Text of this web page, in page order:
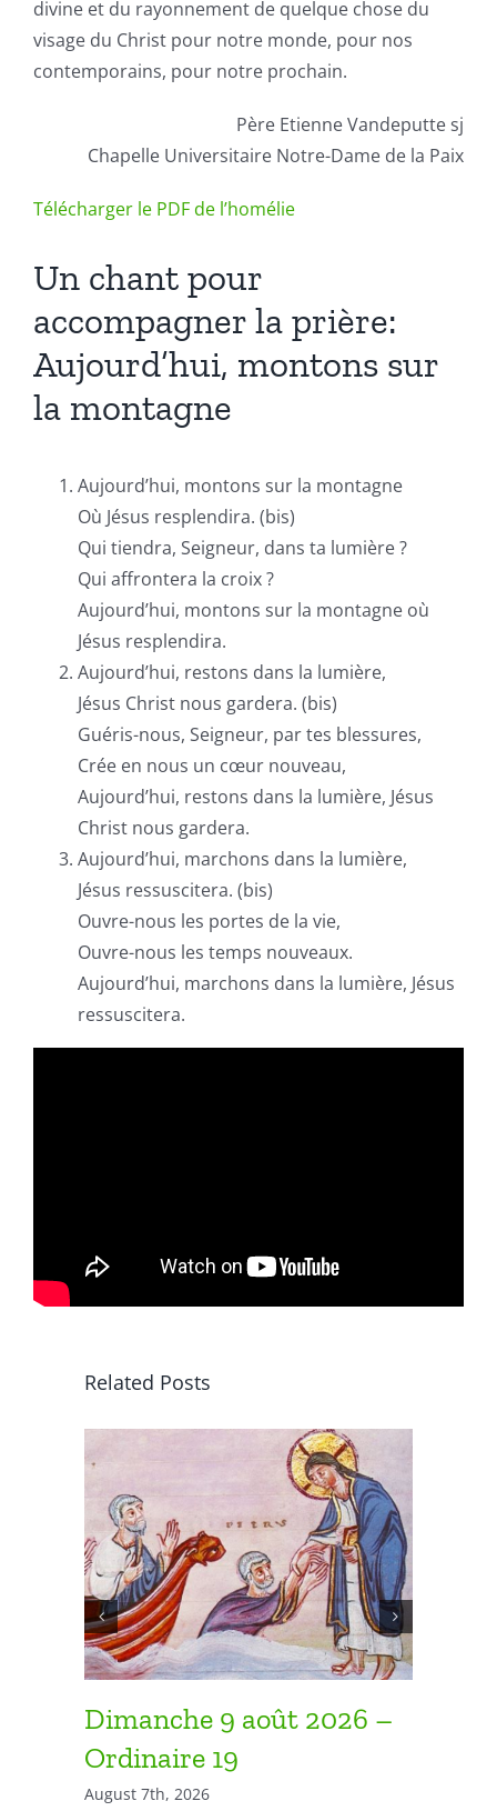
divine et du rayonnement de quelque chose du
visage du Christ pour notre monde, pour nos
contemporains, pour notre prochain.
Père Etienne Vandeputte sj
Chapelle Universitaire Notre-Dame de la Paix
Télécharger le PDF de l’homélie
Un chant pour
accompagner la prière:
Aujourd’hui, montons sur
la montagne
Aujourd’hui, montons sur la montagne
Où Jésus resplendira. (bis)
Qui tiendra, Seigneur, dans ta lumière ?
Qui affrontera la croix ?
Aujourd’hui, montons sur la montagne où
Jésus resplendira.
Aujourd’hui, restons dans la lumière,
Jésus Christ nous gardera. (bis)
Guéris-nous, Seigneur, par tes blessures,
Crée en nous un cœur nouveau,
Aujourd’hui, restons dans la lumière, Jésus
Christ nous gardera.
Aujourd’hui, marchons dans la lumière,
Jésus ressuscitera. (bis)
Ouvre-nous les portes de la vie,
Ouvre-nous les temps nouveaux.
Aujourd’hui, marchons dans la lumière, Jésus
ressuscitera.
Related Posts
Dimanche 9 août 2026 –
Ordinaire 19
August 7th, 2026